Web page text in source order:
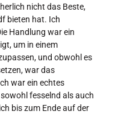
nicht das Beste,
bieten hat. Ich
Handlung war ein
um in einem
und obwohl es
war das
war ein echtes
fesselnd als auch
bis zum Ende auf der